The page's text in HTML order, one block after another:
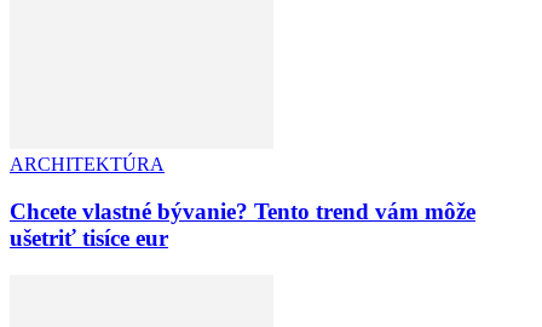
ARCHITEKTÚRA
Chcete vlastné bývanie? Tento trend vám môže
ušetriť tisíce eur